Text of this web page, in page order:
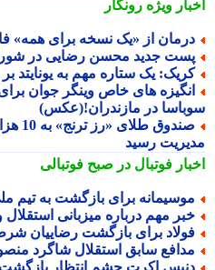
ویژهرونگار
از «یک نسخه برای همه»
جدید محسن رضایی در شورای
یک ستاره مهم به یونایتد بر
های خاص وینگر جوان برای
در مازندران!(عکس)
صندوق طلای
رسید
فوتبال در صبح فوتبالی
برای بازگشت به تیم ملی
مهم درباره میزبانی استقلال و
برای بازگشت رضاییان شرط
سابق استقلال شاگرد